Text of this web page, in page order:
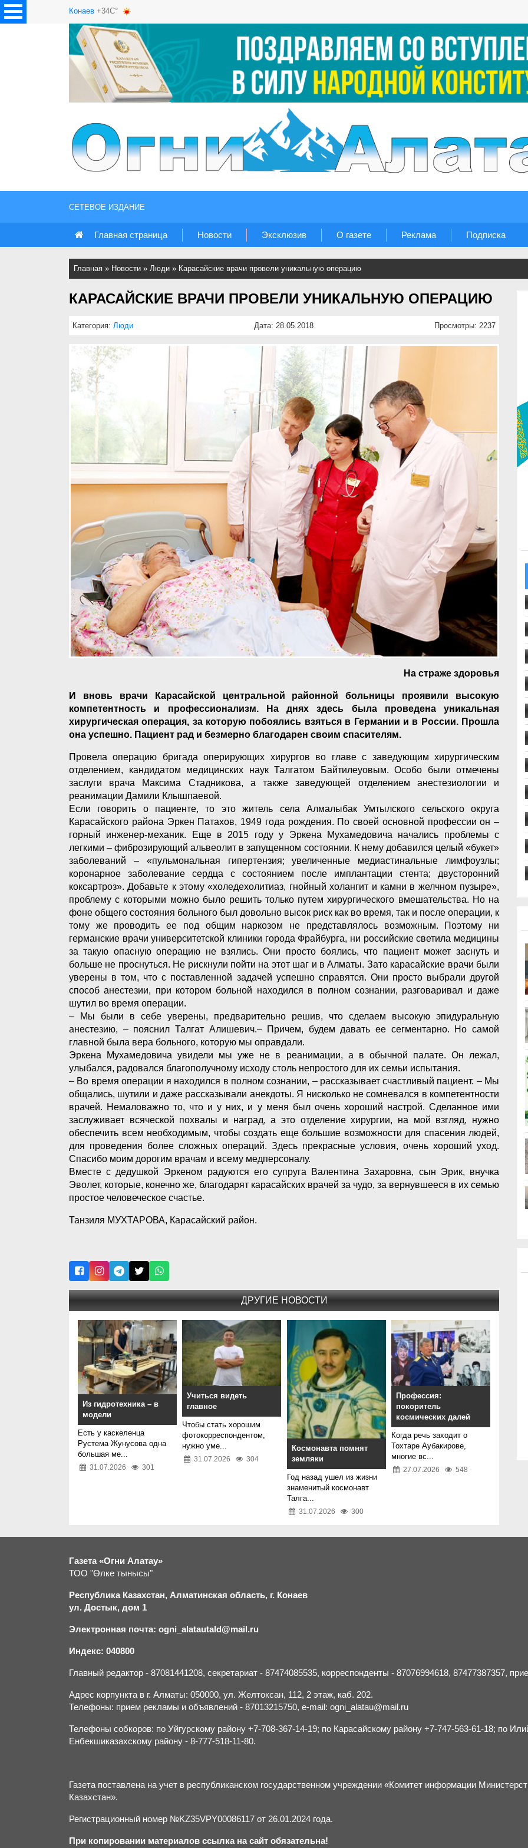
Конаев +34C°
СЕТЕВОЕ ИЗДАНИЕ
Главная страница Новости Эксклюзив О газете Реклама Подписка
Главная » Новости » Люди » Карасайские врачи провели уникальную операцию
КАРАСАЙСКИЕ ВРАЧИ ПРОВЕЛИ УНИКАЛЬНУЮ ОПЕРАЦИЮ
Категория: Люди Дата: 28.05.2018 Просмотры: 2237
На страже здоровья
И вновь врачи Карасайской центральной районной больницы проявили высокую
компетентность и профессионализм. На днях здесь была проведена уникальная
хирургическая операция, за которую побоялись взяться в Германии и в России. Прошла
она успешно. Пациент рад и безмерно благодарен своим спасителям.
Провела операцию бригада оперирующих хирургов во главе с заведующим хирургическим
отделением, кандидатом медицинских наук Талгатом Байтилеуовым. Особо были отмечены
заслуги врача Максима Стадникова, а также заведующей отделением анестезиологии и
реанимации Дамили Клышпаевой.
Если говорить о пациенте, то это житель села Алмалыбак Умтылского сельского округа
Карасайского района Эркен Патахов, 1949 года рождения. По своей основной профессии он –
горный инженер-механик. Еще в 2015 году у Эркена Мухамедовича начались проблемы с
легкими – фиброзирующий альвеолит в запущенном состоянии. К нему добавился целый «букет»
заболеваний – «пульмональная гипертензия; увеличенные медиастинальные лимфоузлы;
коронарное заболевание сердца с состоянием после имплантации стента; двусторонний
коксартроз». Добавьте к этому «холедехолитиаз, гнойный холангит и камни в желчном пузыре»,
проблему с которыми можно было решить только путем хирургического вмешательства. Но на
фоне общего состояния больного был довольно высок риск как во время, так и после операции, к
тому же проводить ее под общим наркозом не представлялось возможным. Поэтому ни
германские врачи университетской клиники города Фрайбурга, ни российские светила медицины
за такую опасную операцию не взялись. Они просто боялись, что пациент может заснуть и
больше не проснуться. Не рискнули пойти на этот шаг и в Алматы. Зато карасайские врачи были
уверены в том, что с поставленной задачей успешно справятся. Они просто выбрали другой
способ анестезии, при котором больной находился в полном сознании, разговаривал и даже
шутил во время операции.
– Мы были в себе уверены, предварительно решив, что сделаем высокую эпидуральную
анестезию, – пояснил Талгат Алишевич.– Причем, будем давать ее сегментарно. Но самой
главной была вера больного, которую мы оправдали.
Эркена Мухамедовича увидели мы уже не в реанимации, а в обычной палате. Он лежал,
улыбался, радовался благополучному исходу столь непростого для их семьи испытания.
– Во время операции я находился в полном сознании, – рассказывает счастливый пациент. – Мы
общались, шутили и даже рассказывали анекдоты. Я нисколько не сомневался в компетентности
врачей. Немаловажно то, что и у них, и у меня был очень хороший настрой. Сделанное ими
заслуживает всяческой похвалы и наград, а это отделение хирургии, на мой взгляд, нужно
обеспечить всем необходимым, чтобы создать еще большие возможности для спасения людей,
для проведения более сложных операций. Здесь прекрасные условия, очень хороший уход.
Спасибо моим дорогим врачам и всему медперсоналу.
Вместе с дедушкой Эркеном радуются его супруга Валентина Захаровна, сын Эрик, внучка
Эволет, которые, конечно же, благодарят карасайских врачей за чудо, за вернувшееся в их семью
простое человеческое счастье.
Танзиля МУХТАРОВА, Карасайский район.
ДРУГИЕ НОВОСТИ
Из гидротехника – в
модели
Есть у каскеленца
Рустема Жунусова одна
большая ме...
31.07.2026 301
Учиться видеть
главное
Чтобы стать хорошим
фотокорреспондентом,
нужно уме...
31.07.2026 304
Космонавта помнят
земляки
Год назад ушел из жизни
знаменитый космонавт
Талга...
31.07.2026 300
Профессия:
покоритель
космических далей
Когда речь заходит о
Тохтаре Аубакирове,
многие вс...
27.07.2026 548
Газета «Огни Алатау»
ТОО "Өлке тынысы"
Республика Казахстан, Алматинская область, г. Конаев
ул. Достык, дом 1
Электронная почта: ogni_alatautald@mail.ru
Индекс: 040800
Главный редактор - 87081441208, секретариат - 87474085535, корреспонденты - 87076994618, 87477387357,
Адрес корпункта в г. Алматы: 050000, ул. Желтоксан, 112, 2 этаж, каб. 202.
Телефоны: прием рекламы и объявлений - 87013215750, e-mail: ogni_alatau@mail.ru
Телефоны собкоров: по Уйгурскому району +7-708-367-14-19; по Карасайскому району +7-747-563-61-18; по
Енбекшиказахскому району - 8-777-518-11-80.
Газета поставлена на учет в республиканском государственном учреждении «Комитет информации
Казахстан».
Регистрационный номер №KZ35VPY00086117 от 26.01.2024 года.
При копировании материалов ссылка на сайт обязательна!